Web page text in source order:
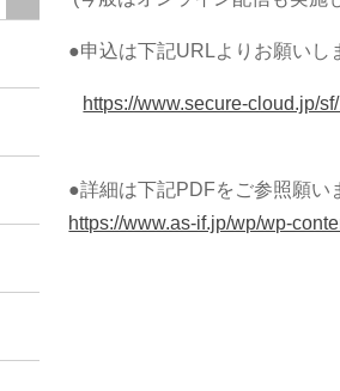
●申込は下記URLよりお願いし
https://www.secure-cloud.jp/
●詳細は下記PDFをご参照願い
https://www.as-if.jp/wp/wp-